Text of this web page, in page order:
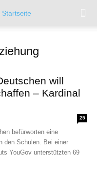
will
– Kardinal
25
befürworten eine
den Schulen. Bei einer
YouGov unterstützten 69